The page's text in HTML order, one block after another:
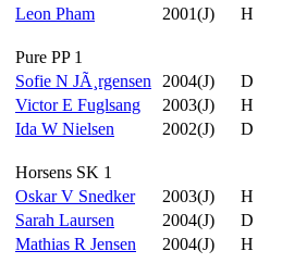
Leon Pham
2001(J) H
Pure PP 1
Sofie N JÃ¸rgensen
2004(J) D
Victor E Fuglsang
2003(J) H
Ida W Nielsen
2002(J) D
Horsens SK 1
Oskar V Snedker
2003(J) H
Sarah Laursen
2004(J) D
Mathias R Jensen
2004(J) H